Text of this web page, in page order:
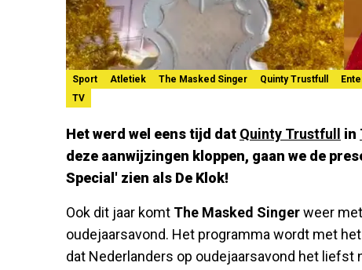
Sport Atletiek The Masked Singer Quinty Trustfull
TV
Het werd wel eens tijd dat Quinty Trustfull in
deze aanwijzingen kloppen, gaan we de
Special' zien als De Klok!
Ook dit jaar komt The Masked Singerweer
oudejaarsavond. Het programma wordt met
dat Nederlanders op oudejaarsavond het liefst